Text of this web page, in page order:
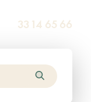
33 14 65 66